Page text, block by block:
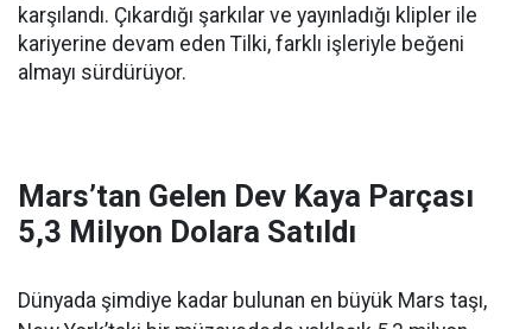
karşılandı. Çıkardığı şarkılar ve yayınladığı klipler ile
kariyerine devam eden Tilki, farklı işleriyle beğeni
almayı sürdürüyor.
Mars’tan Gelen Dev Kaya Parçası
5,3 Milyon Dolara Satıldı
Dünyada şimdiye kadar bulunan en büyük Mars taşı,